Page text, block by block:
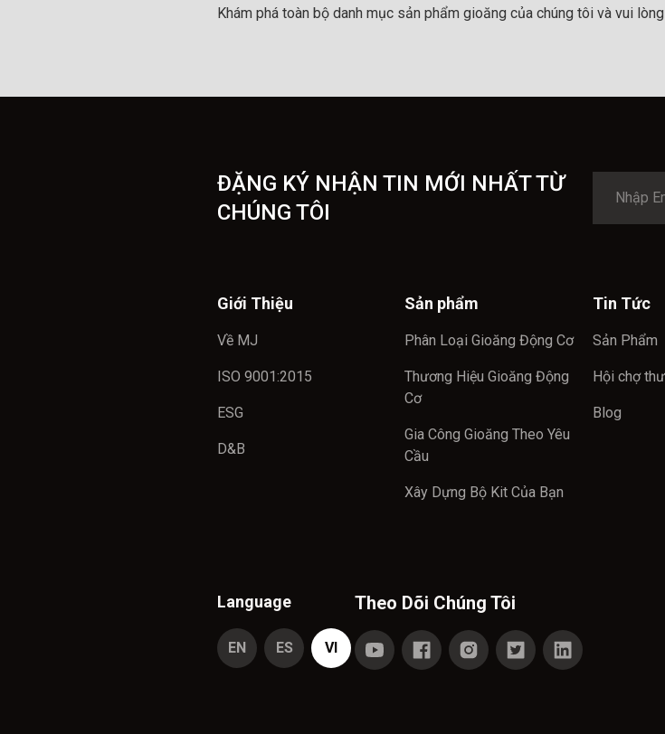
Khám phá toàn bộ danh mục sản phẩm gioăng của chúng tôi và vui lòng
ĐẶNG KÝ NHẬN TIN MỚI NHẤT TỪ
CHÚNG TÔI
Giới Thiệu
Về MJ
ISO 9001:2015
ESG
D&B
Sản phẩm
Phân Loại Gioăng Động Cơ
Thương Hiệu Gioăng Động
Cơ
Gia Công Gioăng Theo Yêu
Cầu
Xây Dựng Bộ Kit Của Bạn
Tin Tức
Sản Phẩm
Hội chợ
Blog
Language
EN ES VI
Theo Dõi Chúng Tôi